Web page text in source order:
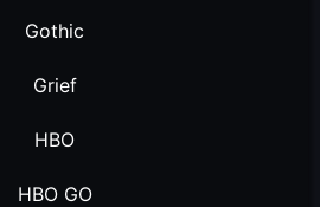
Gothic
Grief
HBO
HBO GO